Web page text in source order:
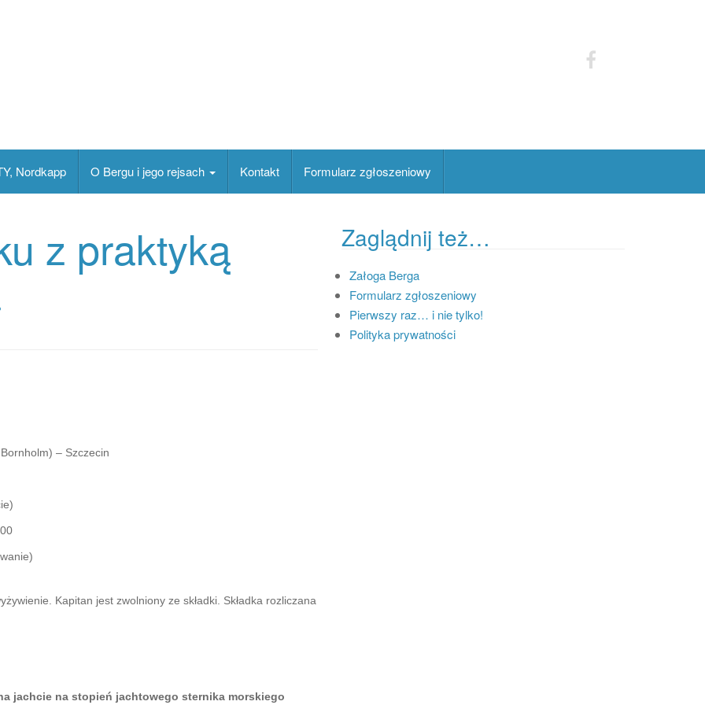
Nordkapp O Bergu i jego rejsach Kontakt Formularz zgłoszeniowy
z praktyką
– Szczecin
Kapitan jest zwolniony ze składki. Składka rozliczana
jachcie na stopień jachtowego sternika morskiego
Zaglądnij też…
Załoga Berga
Formularz zgłoszeniowy
Pierwszy raz… i nie tylko!
Polityka prywatności